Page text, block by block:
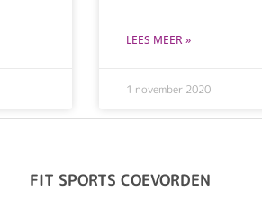
LEES MEER »
1 november 2020
FIT SPORTS COEVORDEN